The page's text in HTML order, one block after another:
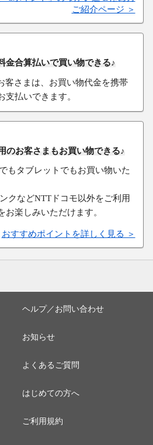
ご紹介ページ ＞
金合算払いで買い物できる♪
客さまは、お買い物代金を携帯
払いできます。
のお客さまもお買い物できる♪
もタブレットでもお買い物いた
クなどNTTドコモ以外をご利用
楽しみいただけます。
おすすめポイントを詳しく見る ＞
ヘルプ／お問い合わせ
お知らせ
よくあるご質問
はじめての方へ
ご利用規約